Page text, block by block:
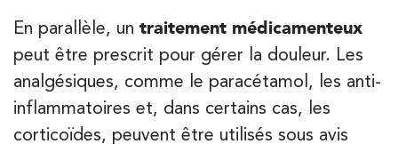
En parallèle, un traitement médicamenteux
peut être prescrit pour gérer la douleur. Les
analgésiques, comme le paracétamol, les anti-
inflammatoires et, dans certains cas, les
corticoïdes, peuvent être utilisés sous avis
IK Vanves – 92
5 Rue Monge 92170 Vanves
5 Rue Monge 92170 Vanves
01 46 44 33 92
Kinésithérapie Balnéothérapie